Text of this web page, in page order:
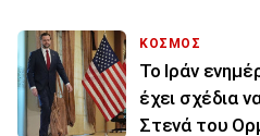
ΚΟΣΜΟΣ
To Ιράν
έχει σχέδια
Στενά του